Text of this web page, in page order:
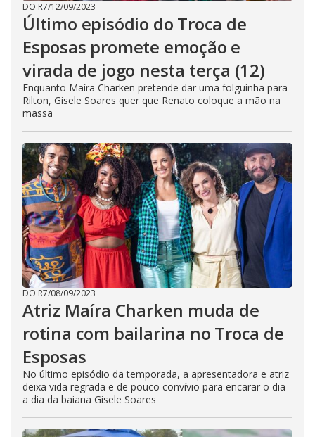
DO R7/12/09/2023
Último episódio do Troca de
Esposas promete emoção e
virada de jogo nesta terça (12)
Enquanto Maíra Charken pretende dar uma folguinha para
Rilton, Gisele Soares quer que Renato coloque a mão na
massa
DO R7/08/09/2023
Atriz Maíra Charken muda de
rotina com bailarina no Troca de
Esposas
No último episódio da temporada, a apresentadora e atriz
deixa vida regrada e de pouco convívio para encarar o dia
a dia da baiana Gisele Soares